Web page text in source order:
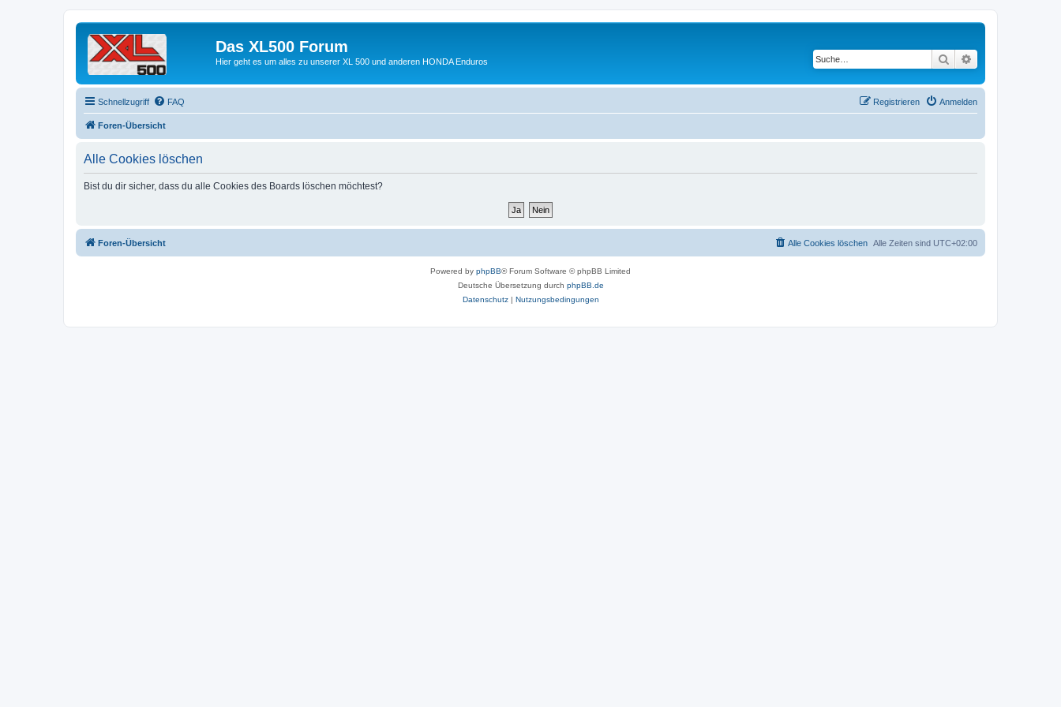
Das XL500 Forum
Hier geht es um alles zu unserer XL 500 und anderen HONDA Enduros Suche
Schnellzugriff FAQ Anmelden
Registrieren
Foren-Übersicht
Alle Cookies löschen
Bist du dir sicher, dass du alle Cookies des Boards löschen möchtest?
Foren-Übersicht Alle Zeiten sind UTC+02:00
Alle Cookies löschen
Powered by phpBB® Forum Software © phpBB Limited
Deutsche Übersetzung durch phpBB.de
Datenschutz| Nutzungsbedingungen